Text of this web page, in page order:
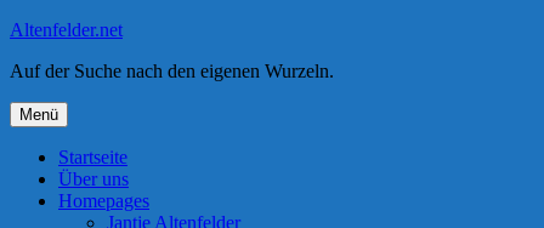
Zum
springen
Altenfelder.net
Auf der Suche nach den eigenen Wurzeln.
Menü
Startseite
Über uns
Homepages
Jantje Altenfelder